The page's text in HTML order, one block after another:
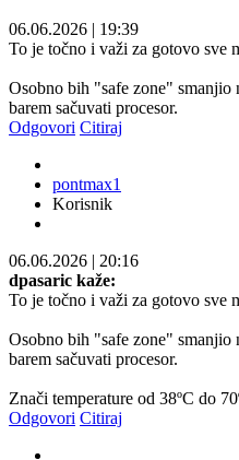
06.06.2026 | 19:39
To je točno i važi za gotovo sve
Osobno bih "safe zone" smanjio
barem sačuvati procesor.
Odgovori Citiraj
pontmax1
Korisnik
06.06.2026 | 20:16
dpasaric kaže:
To je točno i važi za gotovo sve
Osobno bih "safe zone" smanjio
barem sačuvati procesor.
Znači temperature od 38ºC do
Odgovori Citiraj